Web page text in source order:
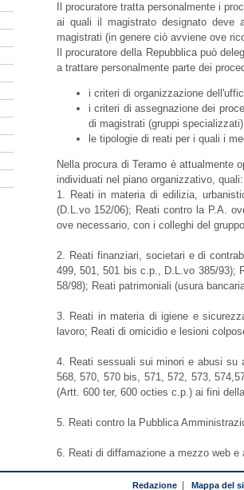
Il procuratore tratta personalmente i
ai quali il magistrato designato deve
magistrati (in genere ciò avviene ove
Il procuratore della Repubblica può
a trattare personalmente parte dei
i criteri di organizzazione
i criteri di assegnazione dei
di magistrati (gruppi
le tipologie di reati per i quali i
Nella procura di Teramo è attualmente
individuati nel piano organizzativo, quali:
1. Reati in materia di edilizia,
(D.L.vo 152/06); Reati contro la P.A.
ove necessario, con i colleghi del
2. Reati finanziari, societari e di
499, 501, 501 bis c.p., D.L.vo 385/93);
58/98); Reati patrimoniali (usura
3. Reati in materia di igiene e
lavoro; Reati di omicidio e lesioni
4. Reati sessuali sui minori e abusi su
568, 570, 570 bis, 571, 572, 573,
(Artt. 600 ter, 600 octies c.p.) ai fini
5. Reati contro la Pubblica
6. Reati di diffamazione a mezzo web e
Redazione Mappa del